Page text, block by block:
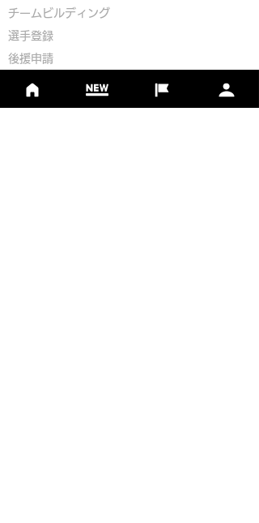
​チームビルディング
選手登録​
​後援申請
​イベント依頼